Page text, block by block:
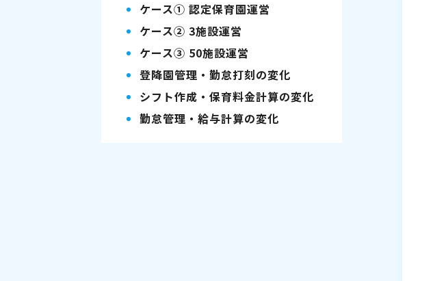
ケース① 認定保育園運営
ケース② 3施設運営
ケース③ 50施設運営
登降園管理・勤怠打刻の変化
シフト作成・保育料金計算の変化
勤怠管理・給与計算の変化